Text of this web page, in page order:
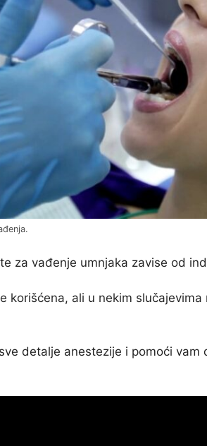
za vađenje umnjaka zavise od
korišćena, ali u nekim
detalje anestezije i pomoći vam